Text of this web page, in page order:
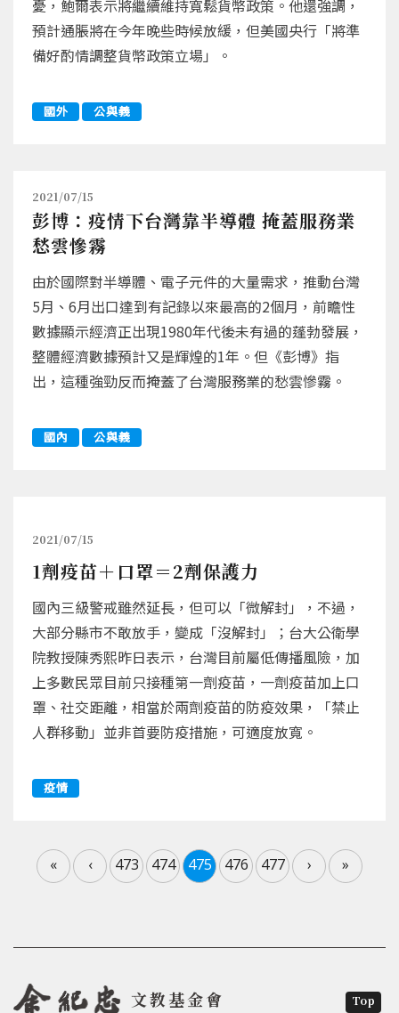
憂，鮑爾表示將繼續維持寬鬆貨幣政策。他還強調，
預計通脹將在今年晚些時候放緩，但美國央行「將準
備好酌情調整貨幣政策立場」。
國外 公與義
2021/07/15
彭博：疫情下台灣靠半導體 掩蓋服務業
愁雲慘霧
由於國際對半導體、電子元件的大量需求，推動台灣
5月、6月出口達到有記錄以來最高的2個月，前瞻性
數據顯示經濟正出現1980年代後未有過的蓬勃發展，
整體經濟數據預計又是輝煌的1年。但《彭博》指
出，這種強勁反而掩蓋了台灣服務業的愁雲慘霧。
國內 公與義
2021/07/15
1劑疫苗＋口罩＝2劑保護力
國內三級警戒雖然延長，但可以「微解封」，不過，
大部分縣市不敢放手，變成「沒解封」；台大公衛學
院教授陳秀熙昨日表示，台灣目前屬低傳播風險，加
上多數民眾目前只接種第一劑疫苗，一劑疫苗加上口
罩、社交距離，相當於兩劑疫苗的防疫效果，「禁止
人群移動」並非首要防疫措施，可適度放寬。
疫情
« ‹ 473 474 475 476 477 › »
文教基金會 Top